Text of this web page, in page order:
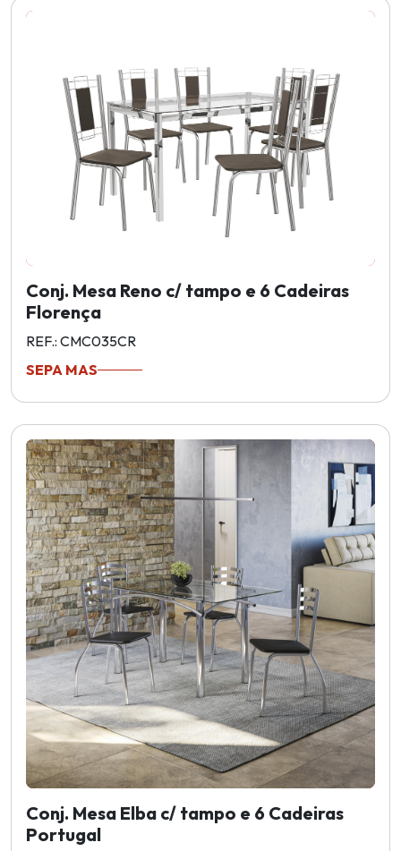
Conj. Mesa Reno c/ tampo e 6 Cadeiras
Florença
REF.: CMC035CR
SEPA MAS
Conj. Mesa Elba c/ tampo e 6 Cadeiras
Portugal